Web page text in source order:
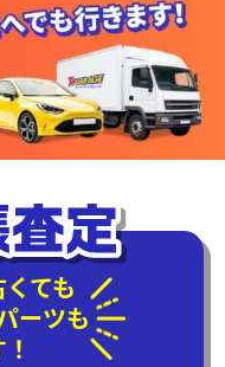
ても
ーツも